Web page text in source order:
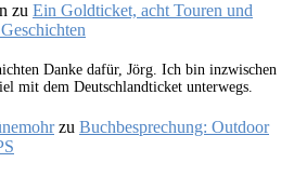
zu Ein Goldticket, acht Touren und
Danke dafür, Jörg. Ich bin inzwischen
mit dem Deutschlandticket unterwegs.
zu Buchbesprechung: Outdoor